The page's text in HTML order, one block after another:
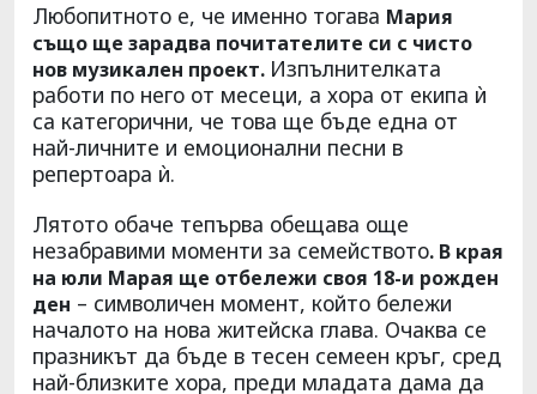
Любопитното е, че именно тогава Мария
също ще зарадва почитателите си с чисто
нов музикален проект. Изпълнителката
работи по него от месеци, а хора от екипа ѝ
са категорични, че това ще бъде една от
най-личните и емоционални песни в
репертоара ѝ.
Лятото обаче тепърва обещава още
незабравими моменти за семейството. В края
на юли Марая ще отбележи своя 18-и рожден
ден – символичен момент, който бележи
началото на нова житейска глава. Очаква се
празникът да бъде в тесен семеен кръг, сред
най-близките хора, преди младата дама да